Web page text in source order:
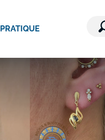
PRATIQUE